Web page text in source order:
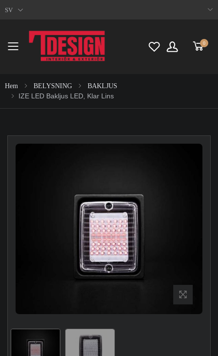
SV
Toggle mobile menu
0
Hem BELYSNING BAKLJUS
IZE LED Bakljus LED, Klar Lins